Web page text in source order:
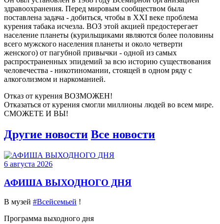
здравоохранения. Перед мировым сообществом была
поставлена задача - добиться, чтобы в XXI веке проблема
курения табака исчезла. ВОЗ этой акцией предостерегает
население планеты (курильщиками являются более половины
всего мужского населения планеты и около четверти
женского) от пагубной привычки - одной из самых
распространенных эпидемий за всю историю существования
человечества - никотиномании, стоящей в одном ряду с
алкоголизмом и наркоманией.
Отказ от курения ВОЗМОЖЕН!
Отказаться от курения смогли миллионы людей во всем мире.
СМОЖЕТЕ И ВЫ!
Другие новости Все новости
6 августа 2026
АФИША ВЫХОДНОГО ДНЯ
В музей #Всейсемьей !
Программа выходного дня